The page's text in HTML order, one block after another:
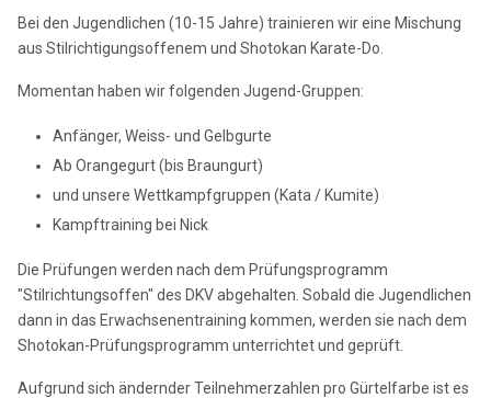
Bei den Jugendlichen (10-15 Jahre) trainieren wir eine Mischung
aus Stilrichtigungsoffenem und Shotokan Karate-Do.
Momentan haben wir folgenden Jugend-Gruppen:
Anfänger, Weiss- und Gelbgurte
Ab Orangegurt (bis Braungurt)
und unsere Wettkampfgruppen (Kata / Kumite)
Kampftraining bei Nick
Die Prüfungen werden nach dem Prüfungsprogramm
"Stilrichtungsoffen" des DKV abgehalten. Sobald die Jugendlichen
dann in das Erwachsenentraining kommen, werden sie nach dem
Shotokan-Prüfungsprogramm unterrichtet und geprüft.
Aufgrund sich ändernder Teilnehmerzahlen pro Gürtelfarbe ist es